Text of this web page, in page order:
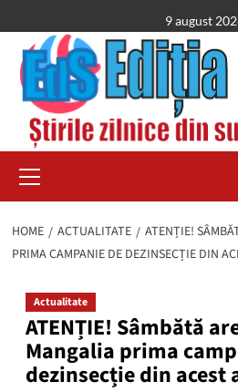
to
content
9 august
Menu
HOME ACTUALITATE
ATENȚIE!
PRIMA CAMPANIE DE DEZINSECȚIE DIN
Actualitate
ATENȚIE! Sâmbătă
Mangalia prima
dezinsecție din acest